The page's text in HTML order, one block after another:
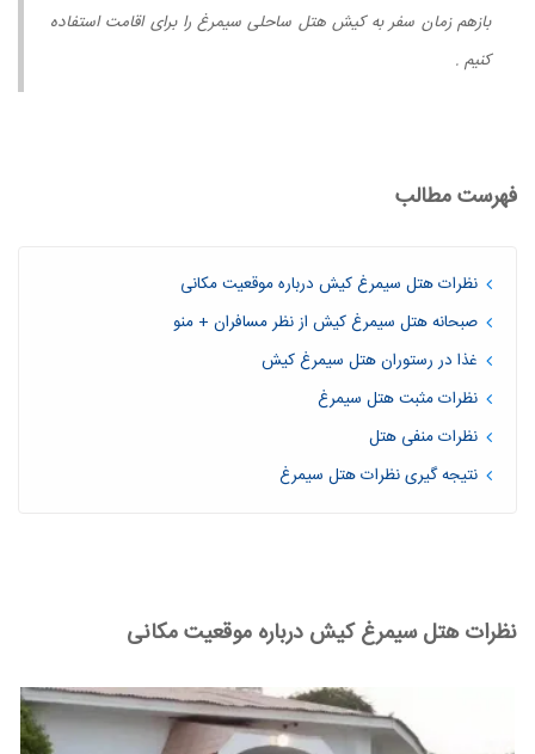
بازهم زمان سفر به کیش هتل ساحلی سیمرغ را برای اقامت استفاده
کنیم .
فهرست مطالب
نظرات هتل سیمرغ کیش درباره موقعیت مکانی
صبحانه هتل سیمرغ کیش از نظر مسافران + منو
غذا در رستوران هتل سیمرغ کیش
نظرات مثبت هتل سیمرغ
نظرات منفی هتل
نتیجه گیری نظرات هتل سیمرغ
نظرات هتل سیمرغ کیش درباره موقعیت مکانی